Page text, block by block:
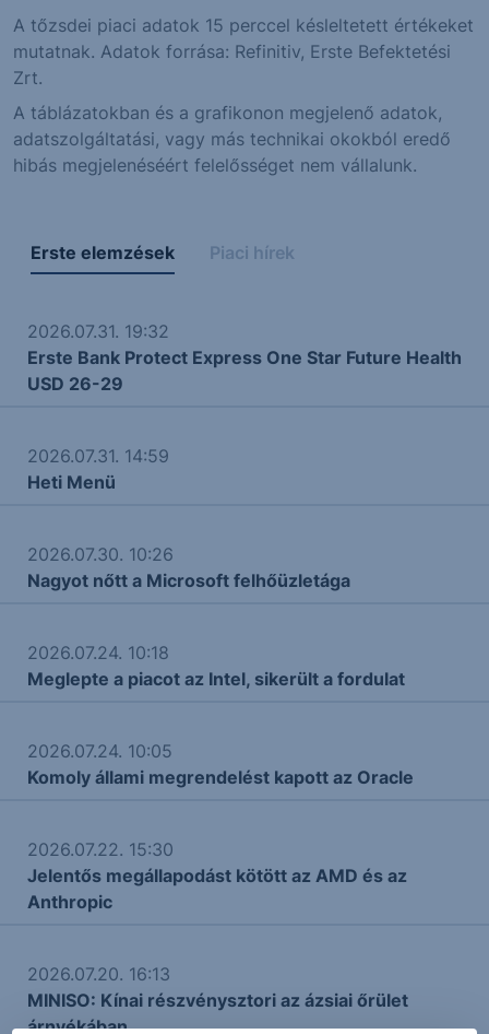
A tőzsdei piaci adatok 15 perccel késleltetett értékeket
mutatnak. Adatok forrása: Refinitiv, Erste Befektetési
Zrt.
A táblázatokban és a grafikonon megjelenő adatok,
adatszolgáltatási, vagy más technikai okokból eredő
hibás megjelenéséért felelősséget nem vállalunk.
Erste elemzések Piaci hírek
2026.07.31. 19:32
Erste Bank Protect Express One Star Future Health
USD 26-29
2026.07.31. 14:59
Heti Menü
2026.07.30. 10:26
Nagyot nőtt a Microsoft felhőüzletága
2026.07.24. 10:18
Meglepte a piacot az Intel, sikerült a fordulat
2026.07.24. 10:05
Komoly állami megrendelést kapott az Oracle
2026.07.22. 15:30
Jelentős megállapodást kötött az AMD és az
Anthropic
2026.07.20. 16:13
MINISO: Kínai részvénysztori az ázsiai őrület
árnyékában